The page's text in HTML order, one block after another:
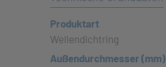
Produktart
Wellendichtring
Außendurchmesser (mm)